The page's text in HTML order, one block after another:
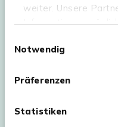
weiter. Unsere
Informationen
haben oder die sie
Webseite müssen
Notwendig
Präferenzen
Statistiken
Kees Smit